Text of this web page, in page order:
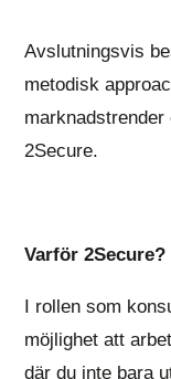
Avslutningsvis
metodisk
2Secure.
Varför 2Secure?
I rollen som
möjlighet att
där du inte bara